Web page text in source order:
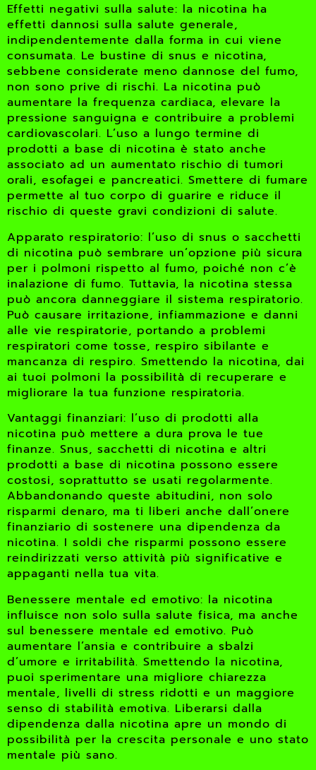
Effetti negativi sulla salute: la nicotina ha
effetti dannosi sulla salute generale,
indipendentemente dalla forma in cui viene
consumata. Le bustine di snus e nicotina,
sebbene considerate meno dannose del fumo,
non sono prive di rischi. La nicotina può
aumentare la frequenza cardiaca, elevare la
pressione sanguigna e contribuire a problemi
cardiovascolari. L’uso a lungo termine di
prodotti a base di nicotina è stato anche
associato ad un aumentato rischio di tumori
orali, esofagei e pancreatici. Smettere di fumare
permette al tuo corpo di guarire e riduce il
rischio di queste gravi condizioni di salute.
Apparato respiratorio: l’uso di snus o sacchetti
di nicotina può sembrare un’opzione più sicura
per i polmoni rispetto al fumo, poiché non c’è
inalazione di fumo. Tuttavia, la nicotina stessa
può ancora danneggiare il sistema respiratorio.
Può causare irritazione, infiammazione e danni
alle vie respiratorie, portando a problemi
respiratori come tosse, respiro sibilante e
mancanza di respiro. Smettendo la nicotina, dai
ai tuoi polmoni la possibilità di recuperare e
migliorare la tua funzione respiratoria.
Vantaggi finanziari: l’uso di prodotti alla
nicotina può mettere a dura prova le tue
finanze. Snus, sacchetti di nicotina e altri
prodotti a base di nicotina possono essere
costosi, soprattutto se usati regolarmente.
Abbandonando queste abitudini, non solo
risparmi denaro, ma ti liberi anche dall’onere
finanziario di sostenere una dipendenza da
nicotina. I soldi che risparmi possono essere
reindirizzati verso attività più significative e
appaganti nella tua vita.
Benessere mentale ed emotivo: la nicotina
influisce non solo sulla salute fisica, ma anche
sul benessere mentale ed emotivo. Può
aumentare l’ansia e contribuire a sbalzi
d’umore e irritabilità. Smettendo la nicotina,
puoi sperimentare una migliore chiarezza
mentale, livelli di stress ridotti e un maggiore
senso di stabilità emotiva. Liberarsi dalla
dipendenza dalla nicotina apre un mondo di
possibilità per la crescita personale e uno stato
mentale più sano.